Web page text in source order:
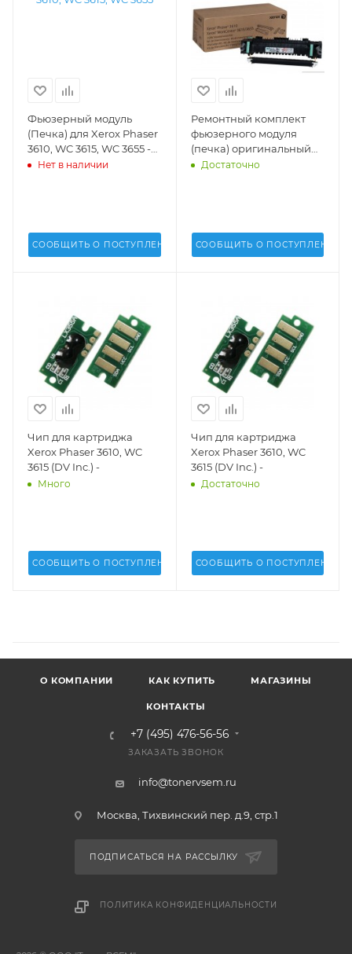
Фьюзерный модуль
(Печка) для Xerox Phaser
3610, WC 3615, WC 3655 -
126K35560, 126K35561,
Нет в наличии
СООБЩИТЬ О ПОСТУПЛЕНИИ
Ремонтный комплект
фьюзерного модуля
(печка) оригинальный
для Xerox Phaser 3610,
Достаточно
СООБЩИТЬ О ПОСТУПЛЕНИИ
Чип для картриджа
Xerox Phaser 3610, WC
3615 (DV Inc.) -
Много
СООБЩИТЬ О ПОСТУПЛЕНИИ
Чип для картриджа
Xerox Phaser 3610, WC
3615 (DV Inc.) -
Достаточно
СООБЩИТЬ О ПОСТУПЛЕНИИ
О КОМПАНИИ КАК КУПИТЬ МАГАЗИНЫ
КОНТАКТЫ
+7 (495) 476-56-56
ЗАКАЗАТЬ ЗВОНОК
info@tonervsem.ru
Москва, Тихвинский пер. д.9, стр.1
ПОДПИСАТЬСЯ НА РАССЫЛКУ
ПОЛИТИКА КОНФИДЕНЦИАЛЬНОСТИ